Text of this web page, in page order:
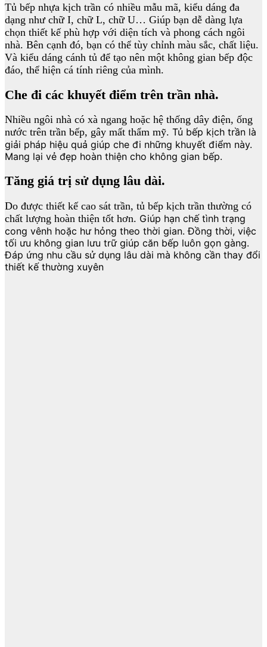
Tủ bếp nhựa kịch trần có nhiều mẫu mã, kiểu dáng đa
dạng như chữ I, chữ L, chữ U… Giúp bạn dễ dàng lựa
chọn thiết kế phù hợp với diện tích và phong cách ngôi
nhà. Bên cạnh đó, bạn có thể tùy chỉnh màu sắc, chất liệu.
Và kiểu dáng cánh tủ để tạo nên một không gian bếp độc
đáo, thể hiện cá tính riêng của mình.
Che đi các khuyết điểm trên trần nhà.
Nhiều ngôi nhà có xà ngang hoặc hệ thống dây điện, ống
nước trên trần bếp, gây mất thẩm mỹ. Tủ bếp kịch trần là
giải pháp hiệu quả giúp che đi những khuyết điểm này.
Mang lại vẻ đẹp hoàn thiện cho không gian bếp.
Tăng giá trị sử dụng lâu dài.
Do được thiết kế cao sát trần, tủ bếp kịch trần thường có
chất lượng hoàn thiện tốt hơn. Giúp hạn chế tình trạng
cong vênh hoặc hư hỏng theo thời gian. Đồng thời, việc
tối ưu không gian lưu trữ giúp căn bếp luôn gọn gàng.
Đáp ứng nhu cầu sử dụng lâu dài mà không cần thay đổi
thiết kế thường xuyên